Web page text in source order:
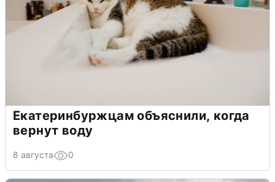
Екатеринбуржцам объяснили, когда
вернут воду
8 августа 0